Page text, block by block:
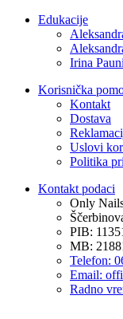
Edukacije
Irina
Korisnička
Kontakt
Dostava
Uslovi
Politika
Kontakt podaci
Only
PIB:
MB:
Telefon:
Email:
Radno